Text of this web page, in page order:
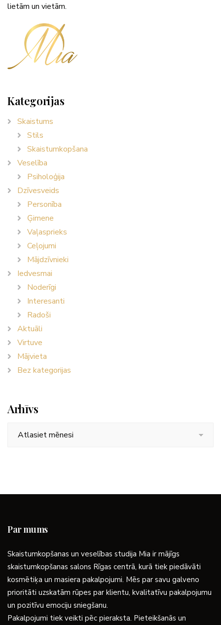
lietām un vietām.
Kategorijas
Skaistums
Stils
Skaistumkopšana
Veselība
Psiholoģija
Dzīvesveids
Personība
Ģimene
Vaļasprieks
Ceļojumi
Mājdzīvnieki
Iedvesmai
Noderīgi
Interesanti
Radoši
Aktuāli
Virtuve
Mājvieta
Bez kategorijas
Arhīvs
Par mums
Skaistumkopšanas un veselības studija Mia ir mājīgs
skaistumkopšanas salons Rīgas centrā, kurā tiek piedāvāti
kosmētiķa un masiera pakalpojumi. Mēs par savu galveno
prioritāti uzskatām rūpes par klientu, kvalitatīvu pakalpojumu
un pozitīvu emociju sniegšanu.
Pakalpojumi tiek veikti pēc pieraksta. Pieteikšanās un